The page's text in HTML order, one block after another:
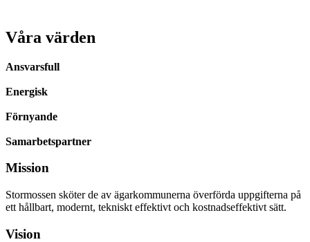
Våra värden
Ansvarsfull
Energisk
Förnyande
Samarbetspartner
Mission
Stormossen sköter de av ägarkommunerna överförda uppgifterna på
ett hållbart, modernt, tekniskt effektivt och kostnadseffektivt sätt.
Vision